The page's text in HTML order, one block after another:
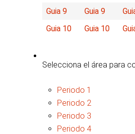
Guia 9
Guia 9
Guia 10
Guia 10
Selecciona el área para
Periodo 1
Periodo 2
Periodo 3
Periodo 4